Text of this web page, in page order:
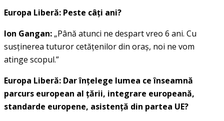
Europa Liberă: Peste câţi ani?
Ion Gangan: „Până atunci ne despart vreo 6 ani. Cu
susţinerea tuturor cetăţenilor din oraş, noi ne vom
atinge scopul.”
Europa Liberă: Dar înţelege lumea ce înseamnă
parcurs european al ţării, integrare europeană,
standarde europene, asistenţă din partea UE?